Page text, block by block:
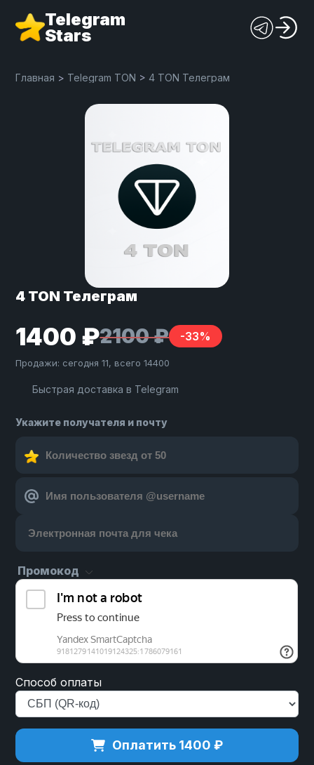
Telegram
Stars
Главная > Telegram TON >4 TON Телеграм
4 TON Телеграм
1400 ₽2100 ₽ -33%
Продажи: сегодня 11, всего 14400
Быстрая доставка в Telegram
Укажите получателя и почту
Промокод
Способ оплаты
Оплатить 1400 ₽